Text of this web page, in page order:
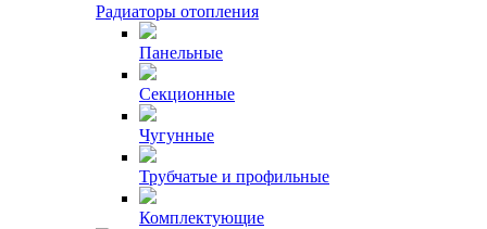
Радиаторы отопления
Панельные
Секционные
Чугунные
Трубчатые и профильные
Комплектующие